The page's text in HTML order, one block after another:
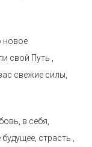
новое
свой Путь ,
свежие силы,
в себя,
страсть ,